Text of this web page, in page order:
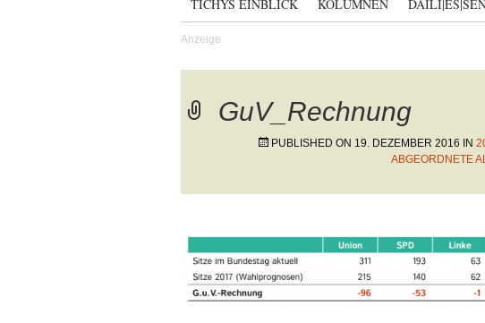
TICHYS EINBLICK KOLUMNEN
GuV_Rechnung
PUBLISHED ON 19. DEZEMBER 2016 IN
ABGEORDNETE